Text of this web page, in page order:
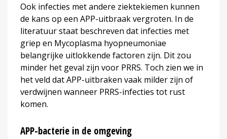
Ook infecties met andere ziektekiemen kunnen
de kans op een APP-uitbraak vergroten. In de
literatuur staat beschreven dat infecties met
griep en Mycoplasma hyopneumoniae
belangrijke uitlokkende factoren zijn. Dit zou
minder het geval zijn voor PRRS. Toch zien we in
het veld dat APP-uitbraken vaak milder zijn of
verdwijnen wanneer PRRS-infecties tot rust
komen.
APP-bacterie in de omgeving